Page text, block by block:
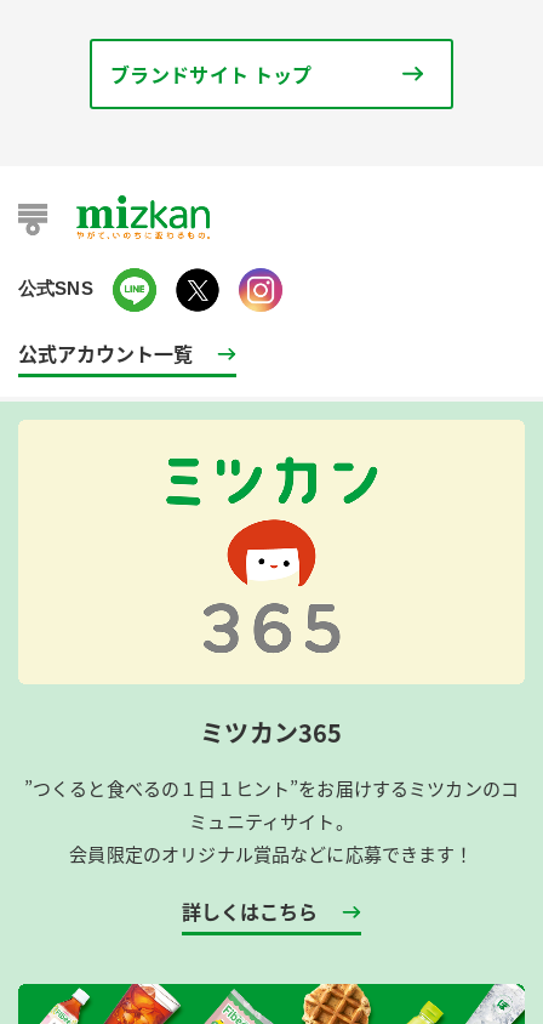
ブランドサイト トップ
公式SNS
公式アカウント一覧
ミツカン365
”つくると食べるの１日１ヒント”をお届けするミツカンのコ
ミュニティサイト。
会員限定のオリジナル賞品などに応募できます！
詳しくはこちら